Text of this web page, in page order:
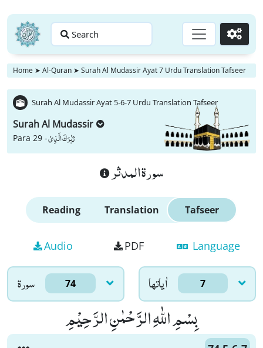
Search Go
Home ➤ Al-Quran ➤ Surah Al Mudassir Ayat 7 Urdu Translation Tafseer
Surah Al Mudassir Ayat 5-6-7 Urdu Translation Tafseer
Surah Al Mudassir
Para 29 -تَبٰرَكَ الَّذِیْ
سورة المدثر
Reading Translation Tafseer
Audio PDF Language
سورۃ 74 اٰياتها 7
بِسْمِ اللّٰهِ الرَّحْمٰنِ الرَّحِیْمِ